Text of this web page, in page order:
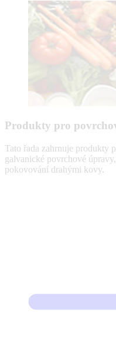
Produkty pro
Tato řada zahrnuje produkty
galvanické povrchové
pokovování drahými kovy.